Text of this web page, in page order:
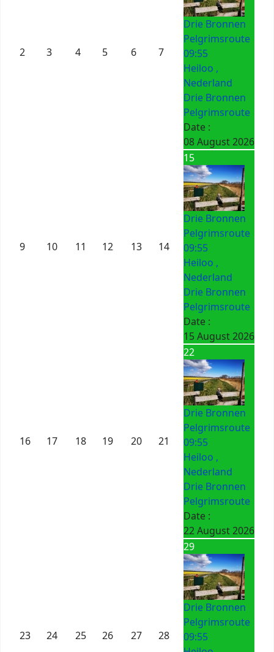
2 3 4 5 6 7
Drie Bronnen
Pelgrimsroute
09:55
Heiloo ,
Nederland
Drie Bronnen
Pelgrimsroute
Date :
08 August 2026
9 10 11 12 13 14
15
Drie Bronnen
Pelgrimsroute
09:55
Heiloo ,
Nederland
Drie Bronnen
Pelgrimsroute
Date :
15 August 2026
16 17 18 19 20 21
22
Drie Bronnen
Pelgrimsroute
09:55
Heiloo ,
Nederland
Drie Bronnen
Pelgrimsroute
Date :
22 August 2026
23 24 25 26 27 28
29
Drie Bronnen
Pelgrimsroute
09:55